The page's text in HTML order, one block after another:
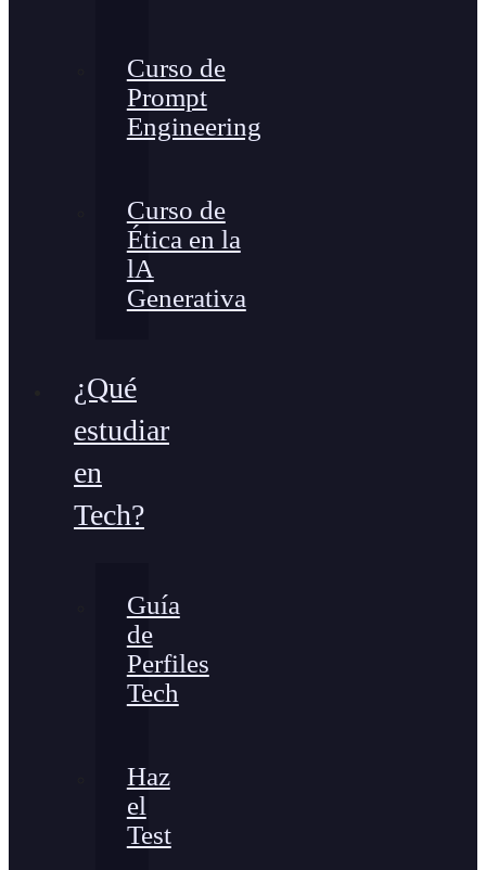
Curso de
Prompt
Engineering
Curso de
Ética en la
lA
Generativa
¿Qué
estudiar
en
Tech?
Guía
de
Perfiles
Tech
Haz
el
Test